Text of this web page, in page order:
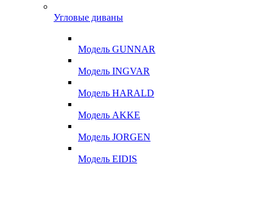
Угловые диваны
Модель GUNNAR
Модель INGVAR
Модель HARALD
Модель AKKE
Модель JORGEN
Модель EIDIS